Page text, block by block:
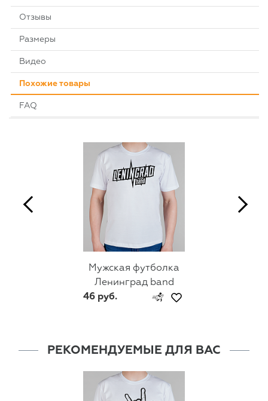
Отзывы
Размеры
Видео
Похожие товары
FAQ
Мужская футболка
Ленинград band
46 руб.
РЕКОМЕНДУЕМЫЕ ДЛЯ ВАС